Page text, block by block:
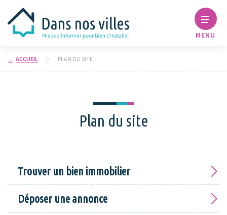
MENU
ACCUEIL PLAN DU SITE
Plan du site
Trouver un bien immobilier
Déposer une annonce